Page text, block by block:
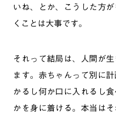
いね、とか、こうした方
くことは大事です。
それって結局は、人間が
ます。赤ちゃんって別に
かるし何か口に入れるし
かを身に着ける。本当は